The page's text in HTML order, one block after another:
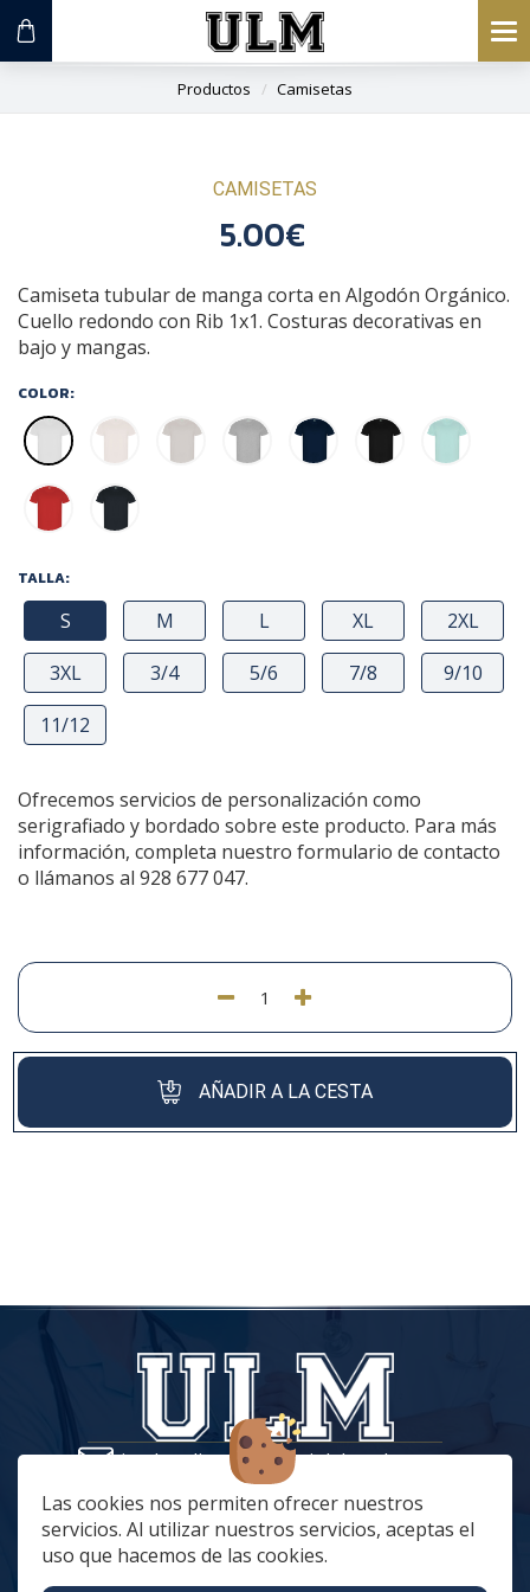
Las cookies nos permiten ofrecer nuestros
servicios. Al utilizar nuestros servicios, aceptas el
uso que hacemos de las cookies.
Productos Camisetas
CAMISETAS
5.00€
Camiseta tubular de manga corta en Algodón Orgánico.
Cuello redondo con Rib 1x1. Costuras decorativas en
bajo y mangas.
COLOR:
TALLA:
S M L XL
2XL
3XL
3/4 5/6 7/8
9/10
11/12
Ofrecemos servicios de personalización como
serigrafiado y bordado sobre este producto. Para más
información, completa nuestro formulario de contacto
o llámanos al 928 677 047.
AÑADIR A LA CESTA
tiendaonline@vestuariolaboralmc.com
928 67 70 47
lunes a Jueves: 8:00 a 16:00 | viernes: 8:00 a 15:00
C. Betania, 57, 35018 Las Palmas de Gran Canaria